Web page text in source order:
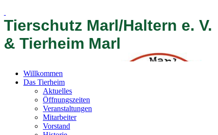
Tierschutz Marl/Haltern e. V.
& Tierheim Marl
Willkommen
Das Tierheim
Aktuelles
Öffnungszeiten
Veranstaltungen
Mitarbeiter
Vorstand